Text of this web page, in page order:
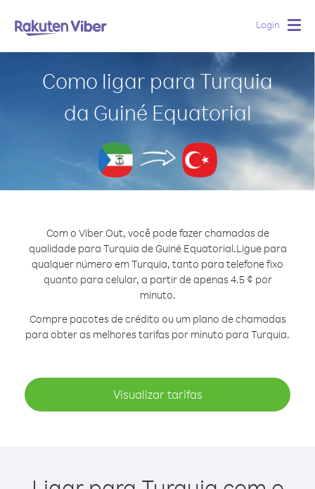
Login
Como ligar para Turquia
da Guiné Equatorial
Com o Viber Out, você pode fazer chamadas de
qualidade para Turquia de Guiné Equatorial.Ligue para
qualquer número em Turquia, tanto para telefone fixo
quanto para celular, a partir de apenas 4.5 ¢ por
minuto.
Compre pacotes de crédito ou um plano de chamadas
para obter as melhores tarifas por minuto para Turquia.
Visualizar tarifas